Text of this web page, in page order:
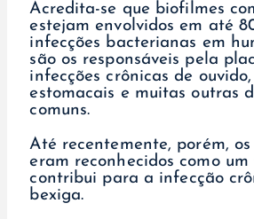
Acredita-se que biofilmes
estejam envolvidos em até
infecções bacterianas em
são os responsáveis pela
infecções crônicas de
estomacais e muitas outras
comuns.
Até recentemente, porém,
eram reconhecidos como
contribui para a infecção
bexiga.